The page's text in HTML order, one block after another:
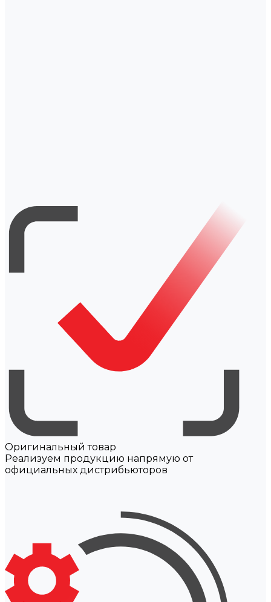
Оригинальный товар
Реализуем продукцию напрямую от
официальных дистрибьюторов